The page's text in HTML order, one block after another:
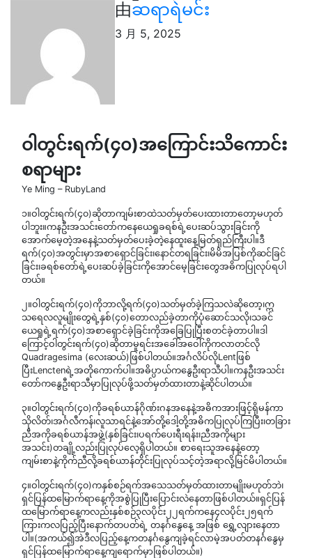
由ဆရာရဲမင်း
3 月 5, 2025
ဝါတွင်းရက်(၄၀)အကြောင်းသိကောင်း
စရာများ
Ye Ming – RubyLand
၁။ဝါတွင်းရက်(၄၀)ဆိုတာကျမ်းစာထဲသတ်မှတ်ပေးထားတာတော့မဟုတ်
ပါဘူး။ကနဦးအသင်းတော်ကနေ‌ယေရှုခရစ်ရဲ့ပေးဆပ်သွားခြင်းကို
အောက်မေ့တဲ့အနေနဲ့သတ်မှတ်ပေးခဲ့တဲ့နေထူးနေ့မြတ်ရှည်ကြီးပါ။ဒီ
ရက်(၄၀)အတွင်းမှာအစာရှောင်ခြင်း၊နောင်တရခြင်း၊မိမိအပြစ်ကိုဆင်ခြင်
ခြင်း၊ခရစ်တော်ရဲ့ပေးဆပ်ခဲ့ခြင်းကိုအောင်မေ့ခြင်း‌တွေအဓိကပြုလုပ်ရပါ
တယ်။
၂။ဝါတွင်းရက်(၄၀)ကိုဘာလို့ရက်(၄၀)သတ်မှတ်ခဲ့ကြသလဲဆိုတော့၊ဣ
သရေလလူမျိုးတွေရဲ့နှစ်(၄၀)တောလည်ခဲ့တာကိုပုံဆောင်သလို၊သခင်
ယေရှုရဲ့ရက်(၄၀)အစာရှောင်ခဲ့ခြင်းကိုအခြေပြုပြီးစတင်ခဲ့တာပါ။ဒါ
ကြောင့်ဝါတွင်းရက်(၄၀)ဆိုတာမူရင်းအခေါ်အဝေါ်ကိုကလာတင်လို
Quadragesima (လေးဆယ်)ဖြစ်ပါတယ်။အင်္ဂလိပ်လိုLentဖြစ်
ပြီးLenctenရဲ့အတိုကောက်ပါ။အဓိပ္ပာယ်ကနွေဦးရာသီပါ။ကနဦးအသင်း
တော်ကနွေဦးရာသီမှာပြုလုပ်ဖို့သတ်မှတ်ထားတာနဲ့ဆိုင်ပါတယ်။
၃။ဝါတွင်းရက်(၄၀)ကိုခရစ်ယာန်ဂိုဏ်းဂနအနေနဲ့အဓိကအားဖြင့်ရိုမန်ကာ
သိုလိတ်၊အင်္ဂလီကန်၊လူသာရင်နဲ့အော်တို့ဒေါ့တို့အဓိကပြုလုပ်ကြပြီး၊တခြား
ညီအကိုခရစ်ယာန်အဖွဲ့(နှစ်ခြင်း၊ပရက်ပေးရီးရန်း၊ညီအကိုများ
အသင်း)တချို့လည်းပြုလုပ်လေ့ရှိပါတယ်။ စာရေးသူအနေနဲ့တော့
ကျမ်းစာနဲ့ကိုက်ညီလို့ခရစ်ယာန်တိုင်းပြုလုပ်သင့်တဲ့အရာလို့မြင်မိပါတယ်။
၄။ဝါတွင်းရက်(၄၀)ကနှစ်စဉ်ရက်အသေသတ်မှတ်ထားတာမျိုးမဟုတ်ဘဲ၊
ရှင်ပြန်ထမြောက်ရာနေ့ကိုအစွဲပြုပြီးပြောင်းလဲနေတာဖြစ်ပါတယ်။ရှင်ပြန်
ထမြောက်ရာနေ့ကလည်းနှစ်စဉ်၃လပိုင်း၂၂ရက်ကနေ၄လပိုင်း၂၅ရက်
ကြားကလပြည့်ပြီးနောက်တပတ်ရဲ့ တနင်္ဂနွေနေ့ အဖြစ် ရွှေ့လျားနေတာ
ပါ။(အကယ်၍အဲဒီလပြည့်နေ့ကတနင်္ဂနွေကျခဲ့ရင်လာမဲ့အပတ်တနင်္ဂနွေမှ
ရှင်ပြန်ထမြောက်ရာနေ့ကျရောက်မှာဖြစ်ပါတယ်။)